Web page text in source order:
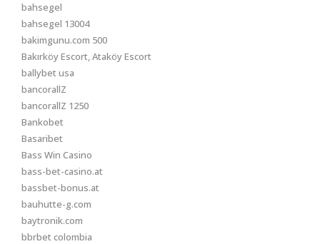
bahsegel
bahsegel 13004
bakimgunu.com 500
Bakırköy Escort, Ataköy Escort
ballybet usa
bancorallZ
bancorallZ 1250
Bankobet
Basaribet
Bass Win Casino
bass-bet-casino.at
bassbet-bonus.at
bauhutte-g.com
baytronik.com
bbrbet colombia